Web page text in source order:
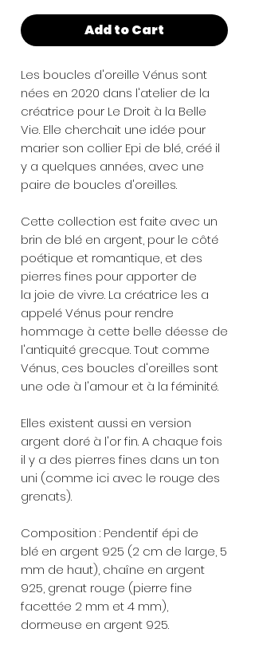
Add to Cart
Les boucles d'oreille Vénus sont
nées en 2020 dans l'atelier de la
créatrice pour Le Droit à la Belle
Vie. Elle cherchait une idée pour
marier son collier Epi de blé, créé il
y a quelques années, avec une
paire de boucles d'oreilles.
Cette collection est faite avec un
brin de blé en argent, pour le côté
poétique et romantique, et des
pierres fines pour apporter de
la joie de vivre. La créatrice les a
appelé Vénus pour rendre
hommage à cette belle déesse de
l'antiquité grecque. Tout comme
Vénus, ces boucles d'oreilles sont
une ode à l'amour et à la féminité.
Elles existent aussi en version
argent doré à l'or fin. A chaque fois
il y a des pierres fines dans un ton
uni (comme ici avec le rouge des
grenats).
Composition : Pendentif épi de
blé en argent 925 (2 cm de large, 5
mm de haut), chaîne en argent
925, grenat rouge (pierre fine
facettée 2 mm et 4 mm),
dormeuse en argent 925.